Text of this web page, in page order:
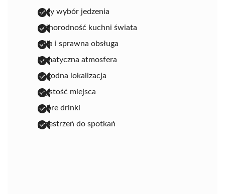
duży wybór jedzenia
różnorodność kuchni świata
miła i sprawna obsługa
klimatyczna atmosfera
dogodna lokalizacja
czystość miejsca
dobre drinki
przestrzeń do spotkań